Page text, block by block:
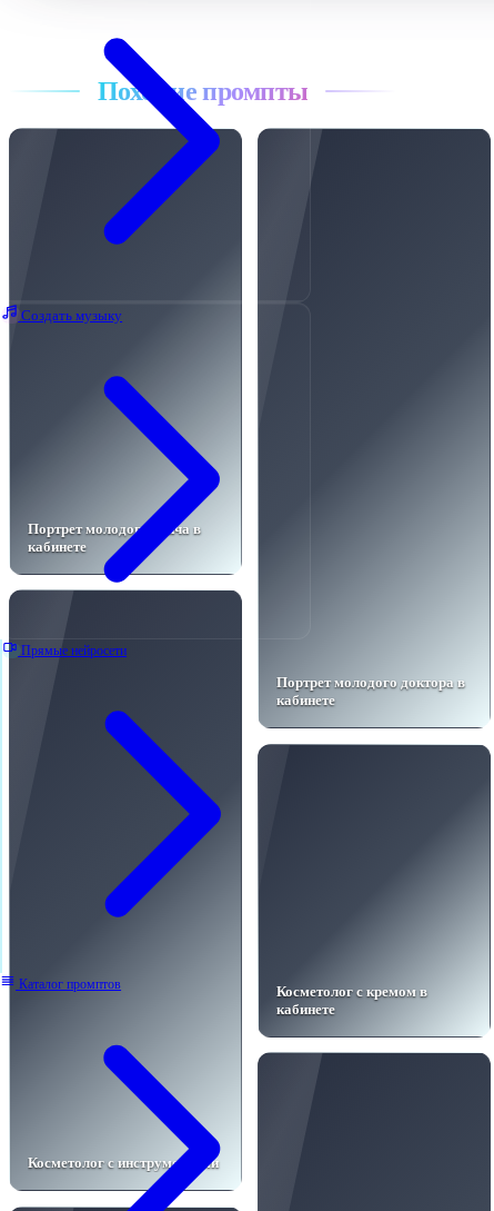
Создать музыку
Прямые нейросети
Каталог промптов
Все промпты
Похожие промпты
Портрет молодого врача в
кабинете
Портрет молодого доктора в
кабинете
Косметолог с инструментами
Косметолог с кремом в
кабинете